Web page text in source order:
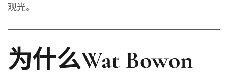
观光。
为什么Wat Bowon